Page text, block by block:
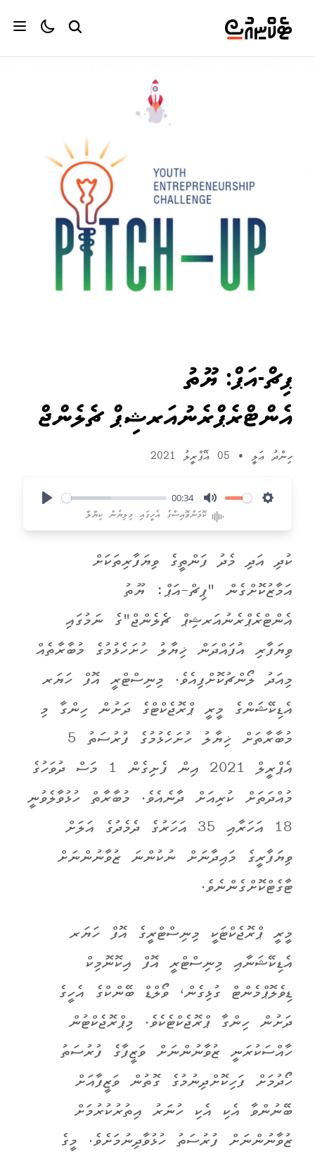
ޕިޗް-އަޕް: ޔޫތު
އެންޓްރެޕްރެނުއަރޝިޕް ޗެލެންޖް
ހިންދު ޢަލީ •
00:34
Mute ކޮމަންވޮއިސްގެ އެހީގައި މިލިޔުން ކިޔާލާ
ކުދި އަދި މެދު ފަންތީގެ ވިޔަފާރިތަކަށް
އަމާޒުކޮށްގެން "ޕިޗް-އަޕް: ޔޫތު
އެންޓްރެޕްރެނުއަރޝިޕް ޗެލެންޖް"ގެ ނަމުގައި
ވިޔަފާރި އުފައްދަން ޚިޔާލު ހުށަހެޅުމުގެ މުބާރާތެއް
މިއަދު ލޯންޗުކޮށްފިއެވެ. މިނިސްޓްރީ އޮފް ހަޔަރ
އެޑިކޭޝަންގެ މީރީ ޕްރޮޖެކްޓްގެ ދަށުން ހިންގާ މި
މުބާރާތަށް ޚިޔާލު ހުށަހެޅުމުގެ ފުރުސަތު 5
އެޕްރީލް 2021 އިން ފެށިގެން 1 މަސް ދުވަހުގެ
މުއްދަތަށް ކުރިއަށް ދާނެއެވެ. މުބާރާތް ހުޅުވާލެވުނީ
18 އަހަރާއި 35 އަހަރުގެ ދެމެދުގެ އަލަށް
ވިޔަފާރީގެ މައިދާނަށް ނުކުންނަ ޒުވާނުންނަށް
ޓާގެޓްކޮށްގެންނެވެ.
މީރީ ޕްރޮޖެކްޓަކީ މިނިސްޓްރީގެ އޮފް ހަޔަރ
އެޑިކޭޝަނާއި މިނިސްޓްރީ އޮފް އިކޮނޮމިކް
ޑިވެލޮޕްމެންޓް ގުޅިގެން، ވޯލްޑް ބޭންކްގެ އެހީގެ
ދަށުން ހިންގާ ޕްރޮޖެކްޓެކެވެ. މިޕްރޮޖެކްޓުން
ހާއްސަކުރަނީ ޒުވާނުންނަށް ވަޒީފާގެ ފުރުސަތު
ހޯދުމަށް ފަހިކޮށްދިނުމުގެ ގޮތުން ވަޒީފާއަށް
ބޭނުންވާ އެކި އެކި ހުނަރު އިތުރުކުރުމަށް
ޒުވާނުންނަށް ފުރުސަތު ހުޅުވާދިނުމަށެވެ. މީގެ